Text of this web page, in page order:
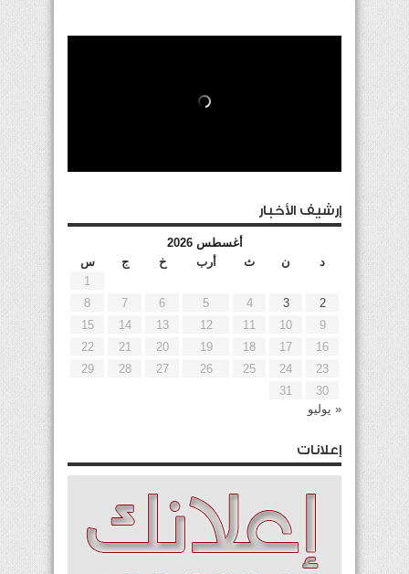
إرشيف الأخبار
أغسطس 2026
د
ن ث أرب خ ج
س
1
2
3
4
5
6
7
8
9
10
11
12
13
14
15
16
17
18
19
20
21
22
23
24
25
26
27
28
29
30
31
« يوليو
إعلانات